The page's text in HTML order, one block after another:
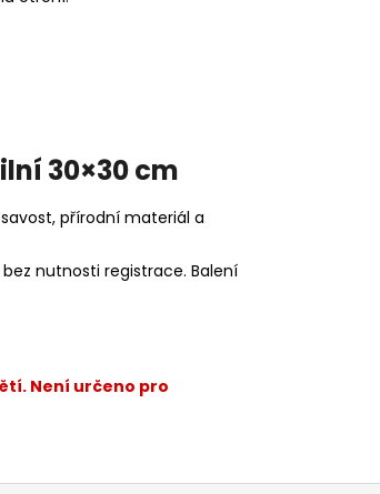
30×30 cm
přírodní materiál a
nutnosti registrace. Balení
Není určeno pro